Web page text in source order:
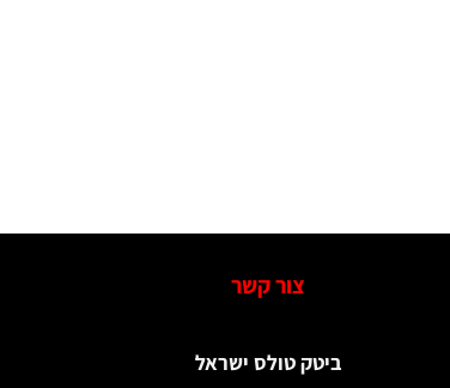
צור קשר
ביטק טולס ישראל